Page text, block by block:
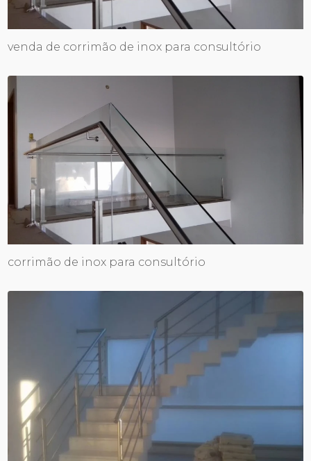
venda de corrimão de inox para consultório
corrimão de inox para consultório